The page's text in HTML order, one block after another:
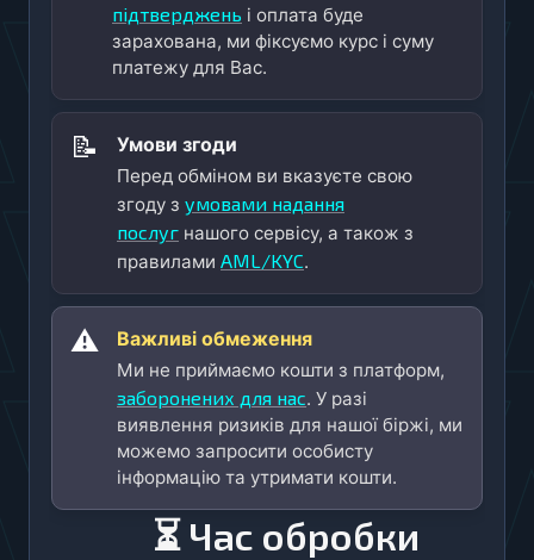
підтверджень і оплата буде
зарахована, ми фіксуємо курс і суму
платежу для Вас.
📝
Умови згоди
Перед обміном ви вказуєте свою
згоду з умовами надання
послуг нашого сервісу, а також з
правилами AML/KYC.
⚠️
Важливі обмеження
Ми не приймаємо кошти з платформ,
заборонених для нас. У разі
виявлення ризиків для нашої біржі, ми
можемо запросити особисту
інформацію та утримати кошти.
⏳ Час обробки